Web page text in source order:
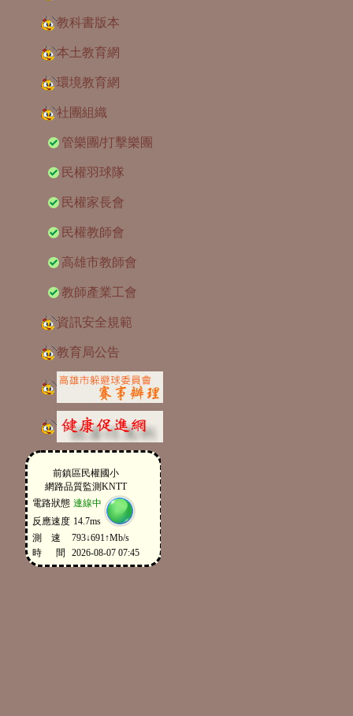
教科書版本
本土教育網
環境教育網
社團組織
管樂團/打擊樂團
民權羽球隊
民權家長會
民權教師會
高雄市教師會
教師產業工會
資訊安全規範
教育局公告